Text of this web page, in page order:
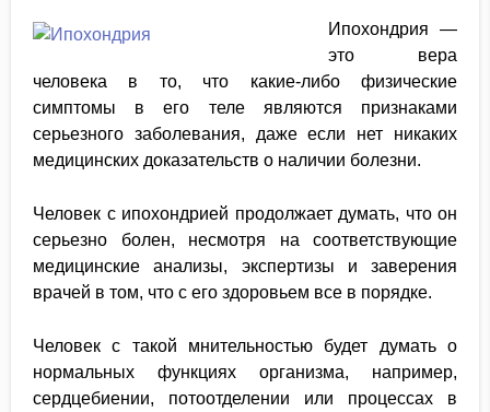
Ипохондрия —
это вера
человека в то, что какие-либо физические
симптомы в его теле являются признаками
серьезного заболевания, даже если нет никаких
медицинских доказательств о наличии болезни.
Человек с ипохондрией продолжает думать, что он
серьезно болен, несмотря на соответствующие
медицинские анализы, экспертизы и заверения
врачей в том, что с его здоровьем все в порядке.
Человек с такой мнительностью будет думать о
нормальных функциях организма, например,
сердцебиении, потоотделении или процессах в